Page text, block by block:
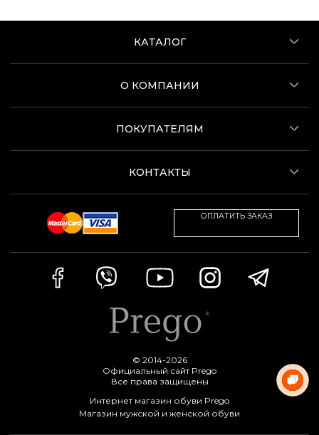
КАТАЛОГ
О КОМПАНИИ
ПОКУПАТЕЛЯМ
КОНТАКТЫ
ОПЛАТИТЬ ЗАКАЗ
© 2014-2026
Официальный сайт Prego
Все права защищены
Интернет магазин обуви Prego
Магазин мужской и женской обуви